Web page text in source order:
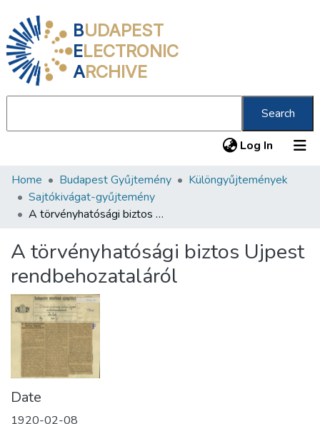
BUDAPEST
ELECTRONIC
ARCHIVE
Search
Log In (current)
Communities & Collections
All of DSpace
About us
Home Budapest Gyűjtemény
Különgyűjtemények
Sajtókivágat-gyűjtemény
A törvényhatósági biztos Ujpest rendbehozataláról
A törvényhatósági biztos Ujpest
rendbehozataláról
Date
1920-02-08